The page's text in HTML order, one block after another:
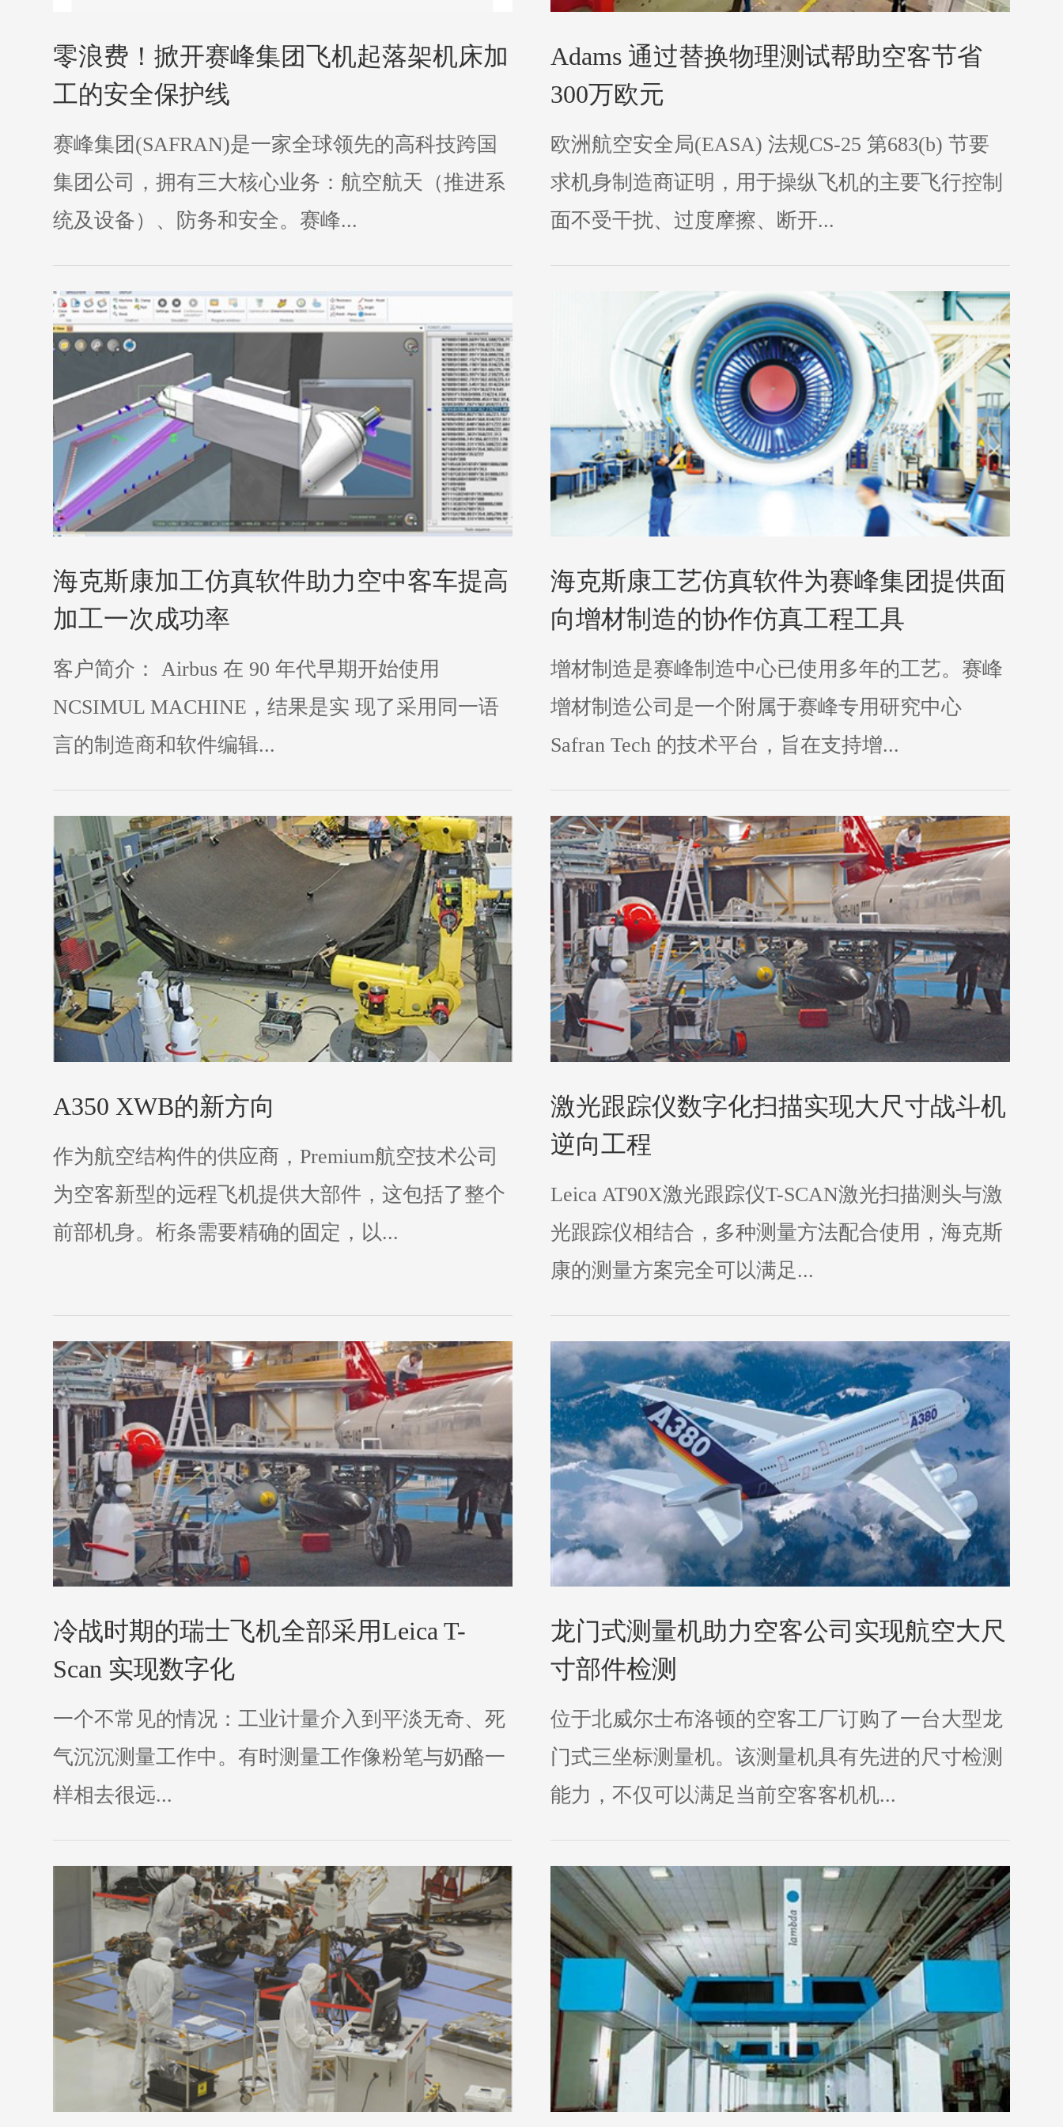
零浪费！掀开赛峰集团飞机起落架机床加
工的安全保护线
赛峰集团(SAFRAN)是一家全球领先的高科技跨国
集团公司，拥有三大核心业务：航空航天（推进系
统及设备）、防务和安全。赛峰...
Adams 通过替换物理测试帮助空客节省
300万欧元
欧洲航空安全局(EASA) 法规CS-25 第683(b) 节要
求机身制造商证明，用于操纵飞机的主要飞行控制
面不受干扰、过度摩擦、断开...
海克斯康加工仿真软件助力空中客车提高
加工一次成功率
客户简介： Airbus 在 90 年代早期开始使用
NCSIMUL MACHINE，结果是实 现了采用同一语
言的制造商和软件编辑...
海克斯康工艺仿真软件为赛峰集团提供面
向增材制造的协作仿真工程工具
增材制造是赛峰制造中心已使用多年的工艺。赛峰
增材制造公司是一个附属于赛峰专用研究中心
Safran Tech 的技术平台，旨在支持增...
A350 XWB的新方向
作为航空结构件的供应商，Premium航空技术公司
为空客新型的远程飞机提供大部件，这包括了整个
前部机身。桁条需要精确的固定，以...
激光跟踪仪数字化扫描实现大尺寸战斗机
逆向工程
Leica AT90X激光跟踪仪T-SCAN激光扫描测头与激
光跟踪仪相结合，多种测量方法配合使用，海克斯
康的测量方案完全可以满足...
冷战时期的瑞士飞机全部采用Leica T-
Scan 实现数字化
一个不常见的情况：工业计量介入到平淡无奇、死
气沉沉测量工作中。有时测量工作像粉笔与奶酪一
样相去很远...
龙门式测量机助力空客公司实现航空大尺
寸部件检测
位于北威尔士布洛顿的空客工厂订购了一台大型龙
门式三坐标测量机。该测量机具有先进的尺寸检测
能力，不仅可以满足当前空客客机机...